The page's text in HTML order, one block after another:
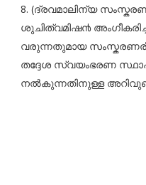
8. (ദ്രവമാലിന്യ
ശുചിത്വമിഷ൯
വരുന്നതുമായ
തദ്ദേശ സ്വയംഭരണ
നൽകുന്നതിനുള്ള